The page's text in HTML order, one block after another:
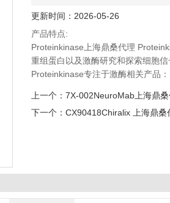
更新时间：2026-05-26
产品特点:
Proteinkinase上海鼎桑代理
重组蛋白以及激酶研究和探索细胞信
Proteinkinase专注于激酶相关产品：
重组蛋白激酶
上一个： 7X-002NeuroMab上海鼎桑
下一个： CX90418Chiralix 上海鼎桑